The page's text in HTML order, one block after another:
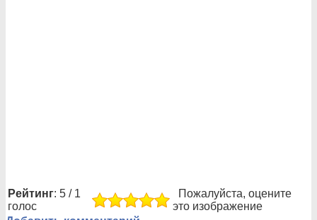
Рейтинг: 5 / 1
голос
Пожалуйста, оцените
это изображение